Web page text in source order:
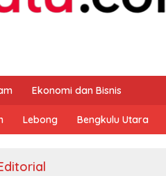
Ekonomi dan Bisnis
Lebong Bengkulu Utara